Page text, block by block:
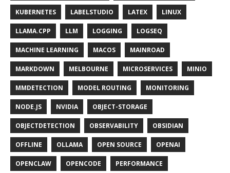
KUBERNETES LABELSTUDIO LATEX LINUX
LLAMA.CPP LLM LOGGING LOGSEQ
MACHINE LEARNING MACOS MAINROAD
MARKDOWN MELBOURNE MICROSERVICES MINIO
MMDETECTION MODEL ROUTING MONITORING
NODE.JS NVIDIA OBJECT-STORAGE
OBJECTDETECTION OBSERVABILITY OBSIDIAN
OFFLINE OLLAMA OPEN SOURCE OPENAI
OPENCLAW OPENCODE PERFORMANCE